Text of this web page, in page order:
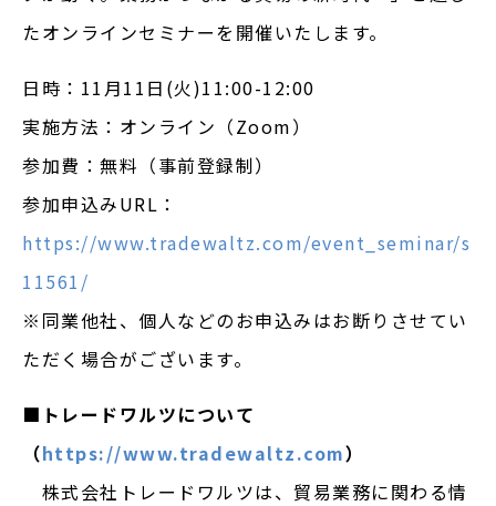
たオンラインセミナーを開催いたします。
日時：11月11日(火)11:00-12:00
実施方法：オンライン（Zoom）
参加費：無料（事前登録制）
参加申込みURL：
https://www.tradewaltz.com/event_seminar/s
11561/
※同業他社、個人などのお申込みはお断りさせてい
ただく場合がございます。
■トレードワルツについて
（https://www.tradewaltz.com）
株式会社トレードワルツは、貿易業務に関わる情